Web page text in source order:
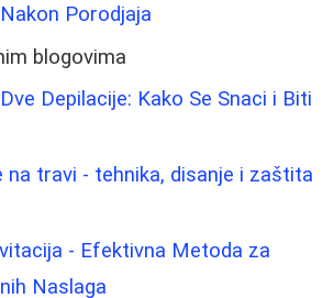
Porodjaja
blogovima
Depilacije: Kako Se Snaci i Biti
na travi - tehnika, disanje i zaštita
- Efektivna Metoda za
Naslaga